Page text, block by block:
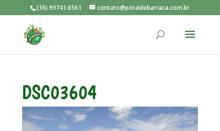
(16) 99741.6561 contato@poraidebarraca.com.br
DSC03604